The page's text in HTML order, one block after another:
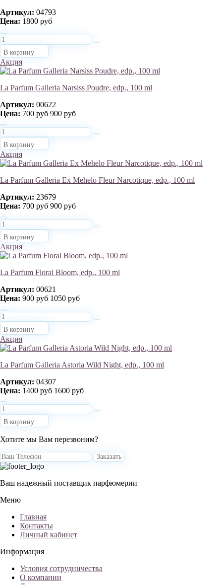
Артикул: 04793
Цена: 1800 руб
В корзину
Акция
La Parfum Galleria Narsiss Poudre, edp., 100 ml
Артикул: 00622
Цена: 700 руб 900 руб
В корзину
Акция
La Parfum Galleria Ex Mehelo Fleur Narcotique, edp., 100 ml
Артикул: 23679
Цена: 700 руб 900 руб
В корзину
Акция
La Parfum Floral Bloom, edp., 100 ml
Артикул: 00621
Цена: 900 руб 1050 руб
В корзину
Акция
La Parfum Galleria Astoria Wild Night, edp., 100 ml
Артикул: 04307
Цена: 1400 руб 1600 руб
В корзину
Хотите мы Вам перезвоним?
Заказать
Ваш надежный поставщик парфюмерии
Меню
Главная
Контакты
Личный кабинет
Информация
Условия сотрудничества
О компании